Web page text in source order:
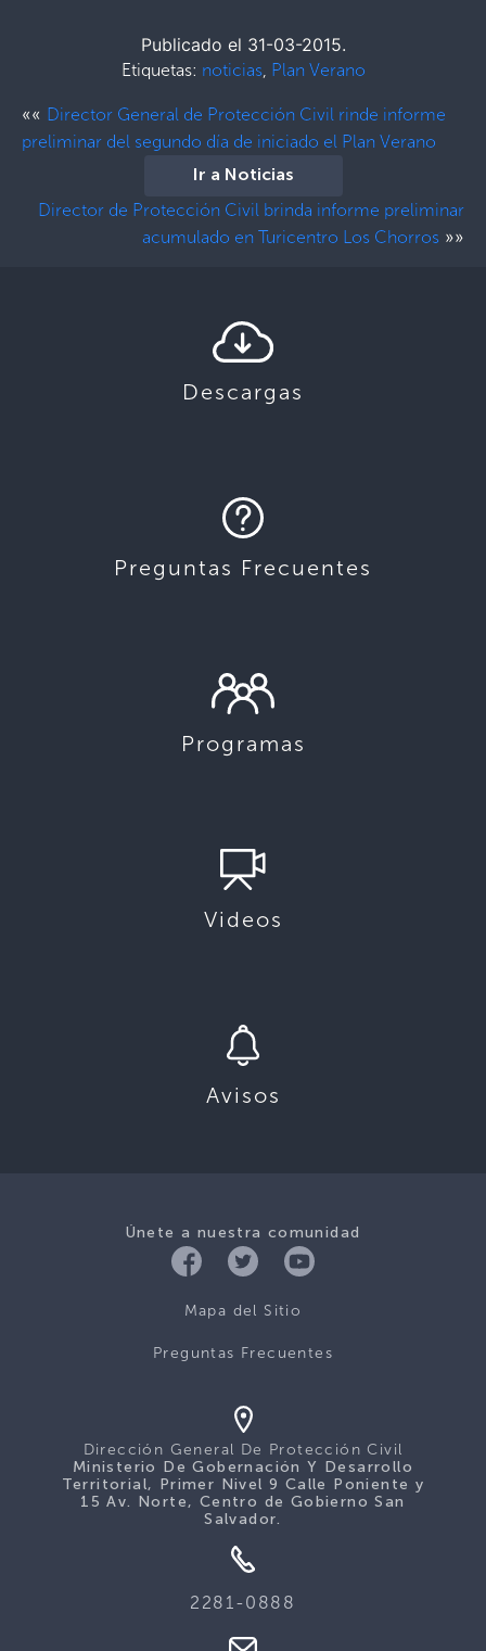
Publicado el 31-03-2015.
Etiquetas: noticias, Plan Verano
«« Director General de Protección Civil rinde informe
preliminar del segundo día de iniciado el Plan Verano
Ir a Noticias
Director de Protección Civil brinda informe preliminar
acumulado en Turicentro Los Chorros »»
Descargas
Preguntas Frecuentes
Programas
Videos
Avisos
Únete a nuestra comunidad
Mapa del Sitio
Preguntas Frecuentes
Dirección General De Protección Civil
Ministerio De Gobernación Y Desarrollo
Territorial, Primer Nivel 9 Calle Poniente y
15 Av. Norte, Centro de Gobierno San
Salvador.
2281-0888